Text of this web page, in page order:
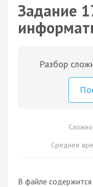
Задание
Разбор
Среднее
В файле